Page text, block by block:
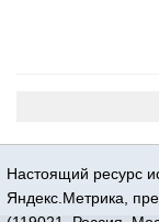
Настоящий ресурс
Яндекс.Метрика,